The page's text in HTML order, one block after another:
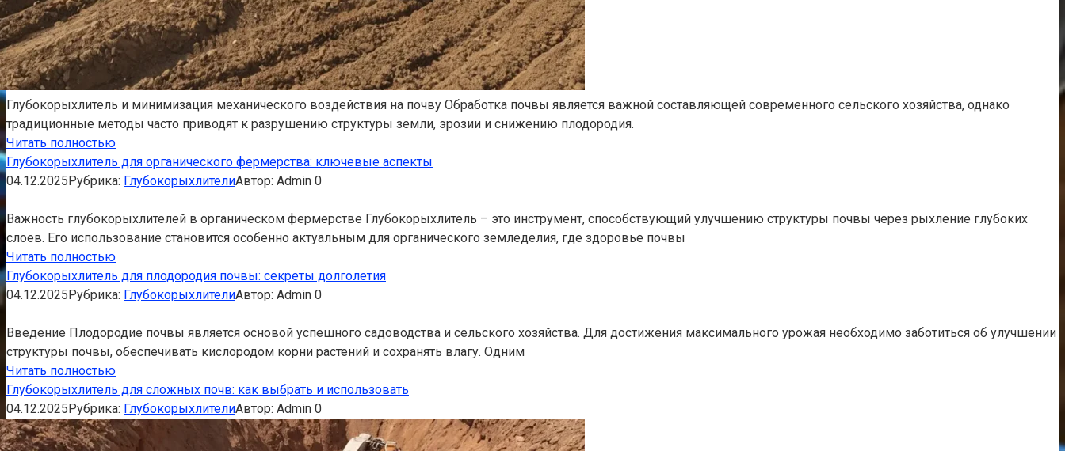
Глубокорыхлитель и минимизация механического воздействия на почву Обработка почвы является важной составляющей современного сельского хозяйства, однако
традиционные методы часто приводят к разрушению структуры земли, эрозии и снижению плодородия.
Читать полностью
Глубокорыхлитель для органического фермерства: ключевые аспекты
04.12.2025Рубрика: ГлубокорыхлителиАвтор: Admin 0
Важность глубокорыхлителей в органическом фермерстве Глубокорыхлитель – это инструмент, способствующий улучшению структуры почвы через рыхление глубоких
слоев. Его использование становится особенно актуальным для органического земледелия, где здоровье почвы
Читать полностью
Глубокорыхлитель для плодородия почвы: секреты долголетия
04.12.2025Рубрика: ГлубокорыхлителиАвтор: Admin 0
Введение Плодородие почвы является основой успешного садоводства и сельского хозяйства. Для достижения максимального урожая необходимо заботиться об улучшении
структуры почвы, обеспечивать кислородом корни растений и сохранять влагу. Одним
Читать полностью
Глубокорыхлитель для сложных почв: как выбрать и использовать
04.12.2025Рубрика: ГлубокорыхлителиАвтор: Admin 0